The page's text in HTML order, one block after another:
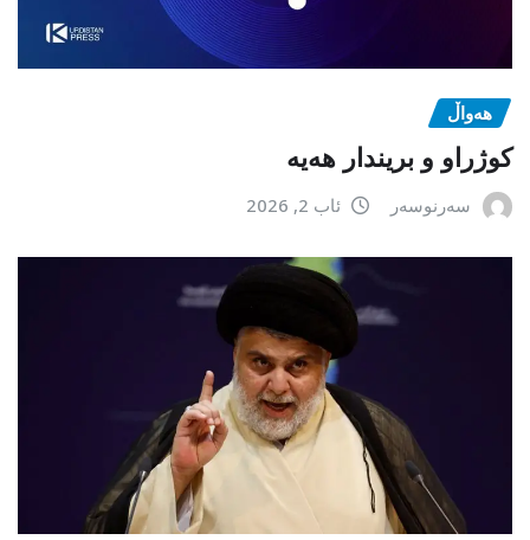
هەواڵ
كوژراو و بریندار هەیە
سەرنوسەر ئاب 2, 2026